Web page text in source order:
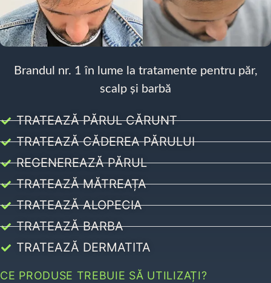
Brandul nr. 1 în lume la tratamente pentru păr,
scalp și barbă
TRATEAZĂ PĂRUL CĂRUNT
TRATEAZĂ CĂDEREA PĂRULUI
REGENEREAZĂ PĂRUL
TRATEAZĂ MĂTREAȚA
TRATEAZĂ ALOPECIA
TRATEAZĂ BARBA
TRATEAZĂ DERMATITA
CE PRODUSE TREBUIE SĂ UTILIZAȚI?